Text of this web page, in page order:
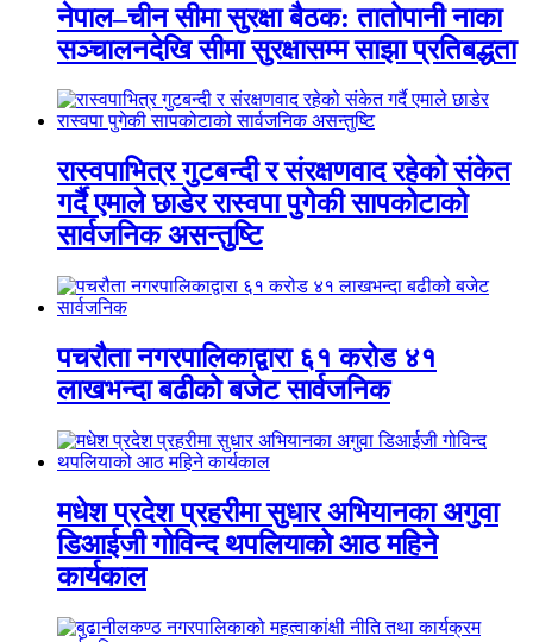
नेपाल–चीन सीमा सुरक्षा बैठक: तातोपानी नाका
सञ्चालनदेखि सीमा सुरक्षासम्म साझा प्रतिबद्धता
रास्वपाभित्र गुटबन्दी र संरक्षणवाद रहेको संकेत
गर्दै एमाले छाडेर रास्वपा पुगेकी सापकोटाको
सार्वजनिक असन्तुष्टि
पचरौता नगरपालिकाद्वारा ६१ करोड ४१
लाखभन्दा बढीको बजेट सार्वजनिक
मधेश प्रदेश प्रहरीमा सुधार अभियानका अगुवा
डिआईजी गोविन्द थपलियाको आठ महिने
कार्यकाल